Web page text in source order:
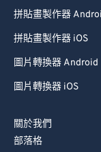
拼貼畫製作器
拼貼畫製作器 iOS
圖片轉換器 Android
圖片轉換器 iOS
關於我們
部落格